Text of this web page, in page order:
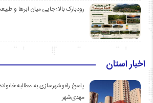
رودبارک بالا؛ جایی میان ابرها و
اخبار استان
پاسخ راه‌وشهرسازی به مطالبه
مهدی‌شهر